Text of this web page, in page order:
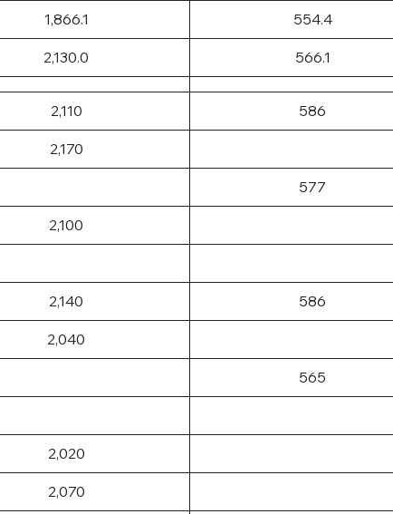
1,866.1 554.4
2,130.0 566.1
2,110 586
2,170
577
2,100
2,140 586
2,040
565
2,020
2,070